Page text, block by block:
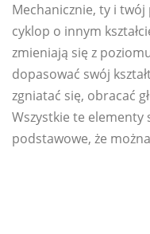
Mechanicznie, ty i
cyklop o innym
zmieniają się z
dopasować swój
zgniatać się, obracać
Wszystkie te elementy
podstawowe, że